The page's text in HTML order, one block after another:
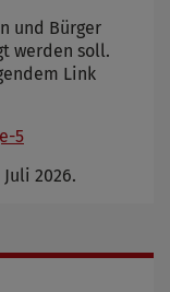
und Bürger
werden soll.
Link
5
2026.